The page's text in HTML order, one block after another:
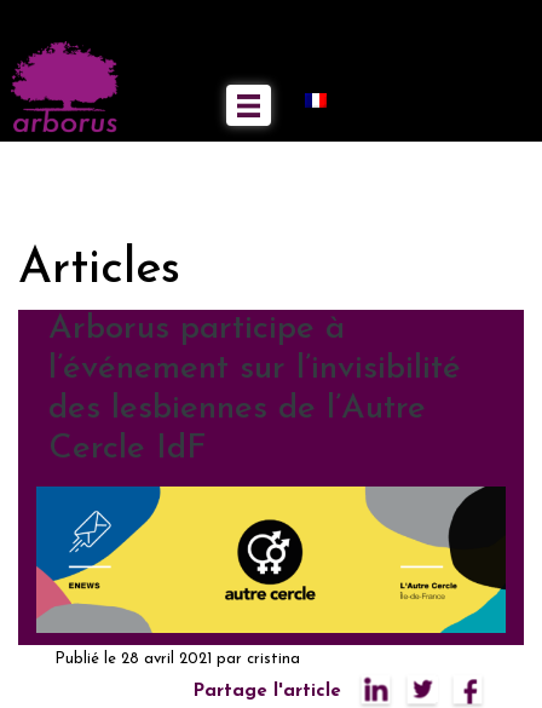
Articles
Arborus participe à
l’événement sur l’invisibilité
des lesbiennes de l’Autre
Cercle IdF
Publié le 28 avril 2021 par cristina
Partage l'article